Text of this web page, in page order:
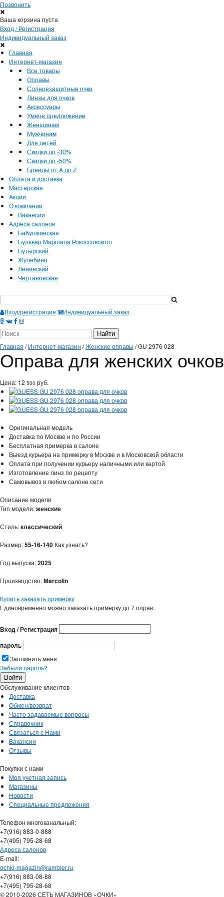
Позвонить
Ваша корзина пуста
Вход / Регистрация
Индивидуальный заказ
Главная
Интернет-магазин
Все товары
Оправы
Солнцезащитные очки
Линзы для очков
Аксессуары
Умное предложение
Женщинам
Мужчинам
Для детей
Скидки до -30%
Скидки до -50%
Бренды от A до Z
Оплата и доставка
Мастерская
Акции
О компании
Вакансии
Адреса салонов
Бабушкинская
Бульвар Маршала Рокоссовского
Бутырский
Жулебино
Ленинский
Чертановская
Вход/регистрация Индивидуальный заказ
Главная /Интернет-магазин /Женские оправы /GU 2976 028
Оправа для женских
Цена: 12 500 руб.
Оригинальная модель
Доставка по Москве и по России
Бесплатная примерка в салоне
Выезд курьера на примерку в Москве и в Московской области
Оплата при получении курьеру наличными или картой
Изготовление линз по рецепту
Самовывоз в любом салоне сети
Описание модели
Тип модели:женские
Стиль:классический
Размер:55-16-140 Как узнать?
Год выпуска:2025
Производство:Marcolin
Купитьзаказать примерку
Единовременно можно заказать примерку до 7 оправ.
Вход / Регистрация
пароль
Запомнить меня
Забыли пароль?
Обслуживание клиентов
Доставка
Обмен/возврат
Часто задаваемые вопросы
Справочник
Связаться с Нами
Вакансии
Отзывы
Покупки с нами
Моя учетная запись
Магазины
Новости
Специальные предложения
Телефон многоканальный:
+7(916) 883-0-888
+7(495) 795-28-68
Адреса салонов
Е-mail:
ochki-magazin@rambler.ru
+7(916) 883-08-88
+7(495) 795-28-68
© 2010-2026 СЕТЬ МАГАЗИНОВ «ОЧКИ»